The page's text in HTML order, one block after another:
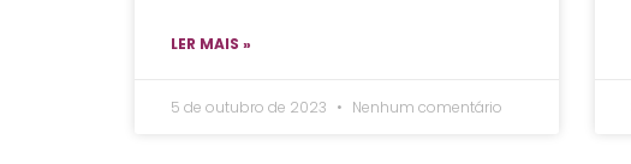
LER MAIS »
5 de outubro de 2023 Nenhum comentário